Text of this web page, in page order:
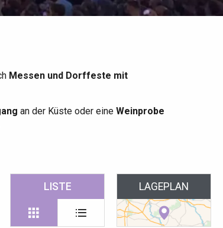
Messen und Dorffeste mit
an der Küste oder eine Weinprobe
LISTE LAGEPLAN